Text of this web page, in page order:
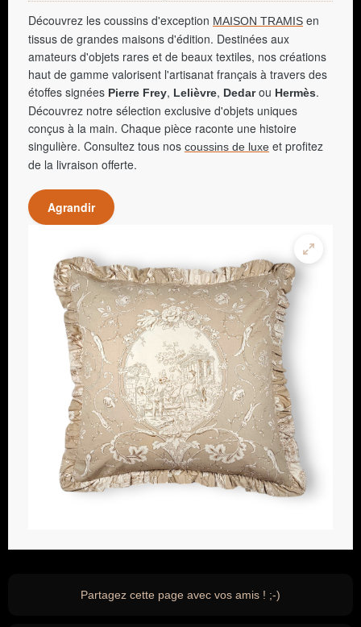
Découvrez les coussins d'exception MAISON TRAMIS en
tissus de grandes maisons d'édition. Destinées aux
amateurs d'objets rares et de beaux textiles, nos créations
haut de gamme valorisent l'artisanat français à travers des
étoffes signées Pierre Frey, Lelièvre, Dedarou Hermès.
Découvrez notre sélection exclusive d'objets uniques
conçus à la main. Chaque pièce raconte une histoire
singulière. Consultez tous nos coussins de luxe et profitez
de la livraison offerte.
Agrandir
Partagez cette page avec vos amis ! ;-)